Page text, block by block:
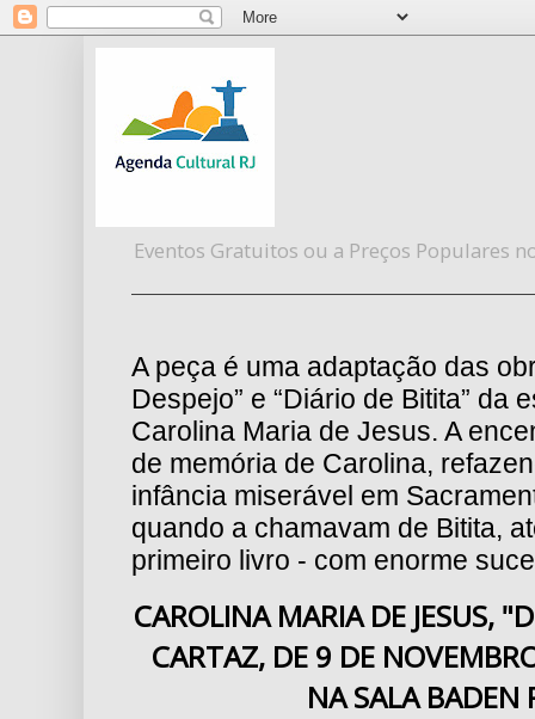
Eventos Gratuitos ou a Preços Populares
A peça é uma adaptação das
Despejo” e “Diário de Bitita” da
Carolina Maria de Jesus. A
de memória de Carolina,
infância miserável em
quando a chamavam de Bitita,
primeiro livro - com enorme
CAROLINA MARIA DE JESUS,
CARTAZ, DE 9 DE
NA SALA BADEN